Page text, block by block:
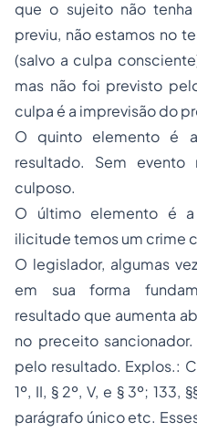
que o sujeito não
previu, não estamos no
(salvo a culpa
mas não foi previsto
culpa é a imprevisão do
O quinto elemento é
resultado. Sem
culposo.
O último elemento é
ilicitude temos um crime
O legislador, algumas
em sua forma
resultado que aumenta
no preceito
pelo resultado. Explos.:
1º, II, § 2º, V, e § 3º; 133,
parágrafo único etc.